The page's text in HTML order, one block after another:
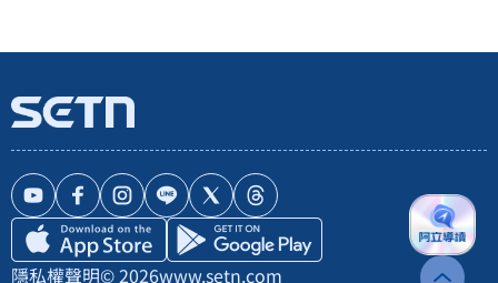
隱私權聲明© 2026www.setn.com